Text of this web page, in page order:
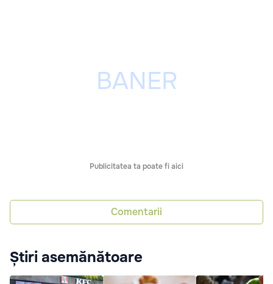
Publicitatea ta poate fi aici
Comentarii
Știri asemănătoare